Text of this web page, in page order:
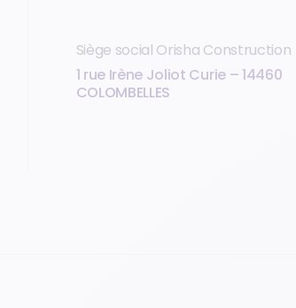
Siège social Orisha Construction
1 rue Irène Joliot Curie – 14460
COLOMBELLES